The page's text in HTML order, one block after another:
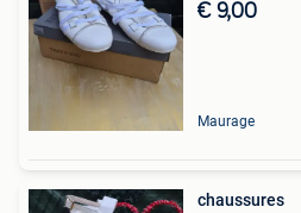
€ 9,00
Maurage
chaussures